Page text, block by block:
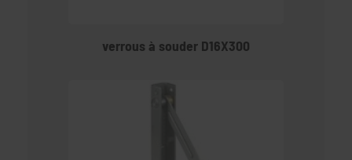
verrous à souder D16X300